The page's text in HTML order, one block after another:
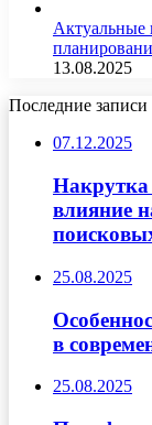
Актуальные
13.08.2025
Последние записи
07.12.2025
Накрутка
влияние
25.08.2025
в
25.08.2025